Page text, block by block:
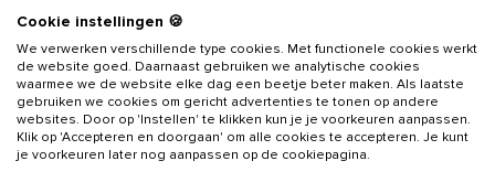
Tussen fruitboomgaarden, grazende koeien, akkers, uiterwaarden
en de rivieren Maas en Waal vind je dit gezelligevakantieadres,
bestaande uit vier lodges en een groepsruimte. De kinderen
zullen zich niet snel vervelen. Er is alle ruimte om te spelen, zowel
buiten op het voetbalveld als binnen in de verwarmde speelschuur
met tafeltennistafel, airhockey, dartbord, sjoelbak en
tafelvoetbaltafel.
Lees meer
Cookie instellingen 🍪
We verwerken verschillende type cookies. Met functionele cookies werkt
de website goed. Daarnaast gebruiken we analytische cookies
waarmee we de website elke dag een beetje beter maken. Als laatste
gebruiken we cookies om gericht advertenties te tonen op andere
websites. Door op 'Instellen' te klikken kun je je voorkeuren aanpassen.
Klik op 'Accepteren en doorgaan' om alle cookies te accepteren. Je kunt
je voorkeuren later nog aanpassen op de cookiepagina.